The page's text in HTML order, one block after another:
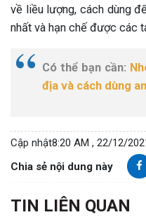
về liều lượng, cách dùng
nhất và hạn chế được các
Có thể bạn cần:
địa và cách dùng
Cập nhật8:20 AM , 22/12/
Chia sẻ nội dung này
TIN LIÊN QUAN